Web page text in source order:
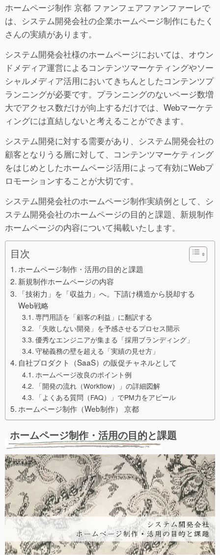
ホームページ制作 京都 ファンフェアファンファーレで
は、システム開発会社の企業ホームページ制作にもたく
さんの実績があります。
システム開発会社様のホームページにおいては、オウン
ドメディア運営によるコンテンツマーケティングやソー
シャルメディア活用においてきちんとしたコンテンツプ
ランニングが必要です。プランニングのないページ数増
大でアクセス数だけが向上するだけでは、Webマーケテ
ィングには直結しないと考えることができます。
システム開発に対する需要があり、システム開発会社の
顧客となりうる層に対して、コンテンツマーケティング
をはじめとしたホームページ活用によって有効にWebプ
ロモーションすることが大切です。
システム開発会社のホームページ制作実績例として、シ
ステム開発会社のホームページの目的と課題、新規制作
ホームページの内容について掲載いたします。
目次
ホームページ制作・活用の目的と課題
新規制作ホームページの内容
「技術力」を「収益力」へ。下請け構造から脱却する
Web戦略
専門用語を「顧客の利益」に翻訳する
「失敗しない開発」を予感させるプロセス開示
優秀なエンジニアが集まる「採用ブランディング」
守秘義務の壁を超える「実績の見せ方」
自社プロダクト（SaaS）の販促チャネルとして
ホームページ改良のポイント例
「開発の流れ（Workflow）」の詳細図解
「よくある質問（FAQ）」でPM力をアピール
ホームページ制作（Web制作） 京都
ホームページ制作・活用の目的と課題